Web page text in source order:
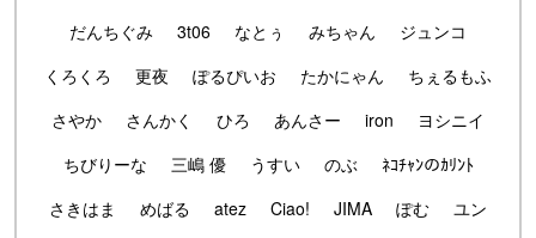
だんちぐみ
3t06 なとぅ みちゃん
ジュンコ
くろくろ
更夜 ぽるぴいお たかにゃん
ちぇるもふ
さやか
さんかく ひろ あんさー iron
ヨシニイ
ちびりーな
三嶋 優 うすい のぶ
ﾈｺﾁｬﾝのｶﾘﾝﾄ
さきはま
めばる atez Ciao! JIMA ぽむ
ユン